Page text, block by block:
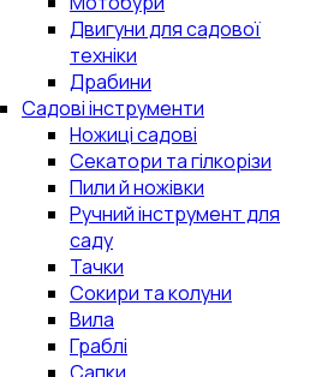
Двигуни для садової
техніки
Драбини
Садові інструменти
Ножиці садові
Секатори та гілкорізи
Пили й ножівки
Ручний інструмент для
саду
Тачки
Сокири та колуни
Вила
Граблі